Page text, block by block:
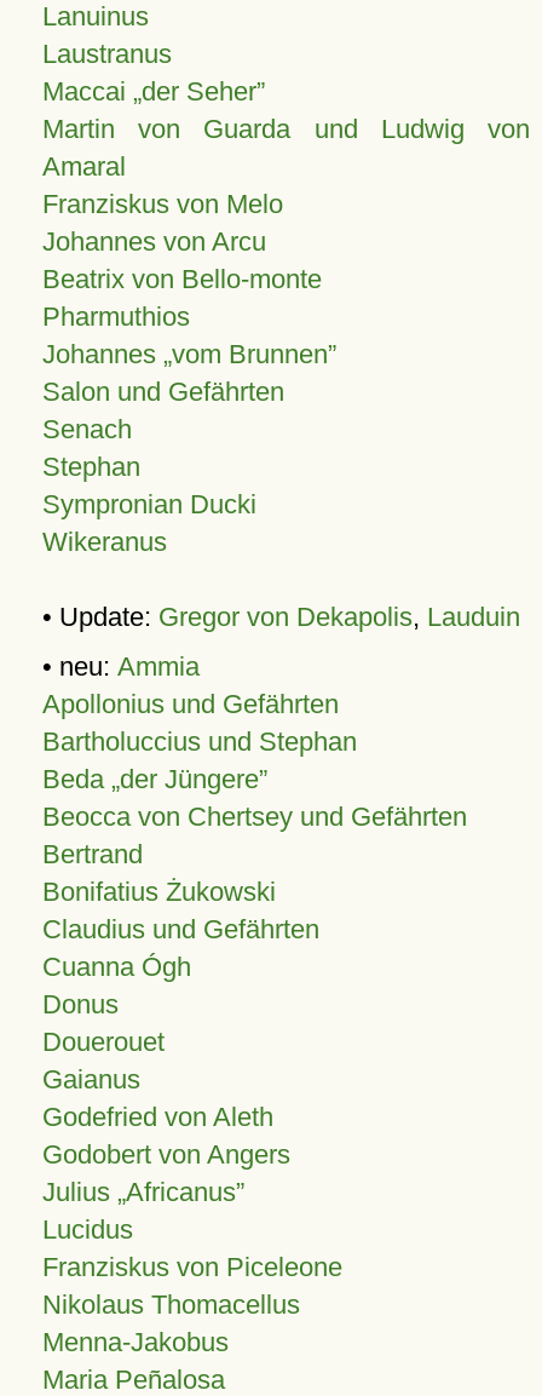
Lanuinus
Laustranus
Maccai „der Seher”
Martin von Guarda und Ludwig von
Amaral
Franziskus von Melo
Johannes von Arcu
Beatrix von Bello-monte
Pharmuthios
Johannes vom Brunnen
Salon und Gefährten
Senach
Stephan
Sympronian Ducki
Wikeranus
• Update: Gregor von Dekapolis, Lauduin
• neu: Ammia
Apollonius und Gefährten
Bartholuccius und Stephan
Beda „der Jüngere”
Beocca von Chertsey und Gefährten
Bertrand
Bonifatius Żukowski
Claudius und Gefährten
Cuanna Ógh
Donus
Douerouet
Gaianus
Godefried von Aleth
Godobert von Angers
Julius Africanus
Lucidus
Franziskus von Piceleone
Nikolaus Thomacellus
Menna-Jakobus
Maria Peñalosa